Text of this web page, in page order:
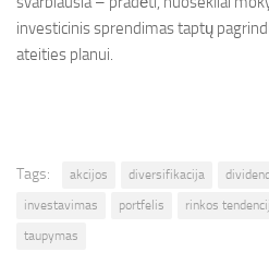
investicinis sprendimas taptų
ateities planui.
Tags: akcijos diversifikacija
investavimas
portfelis rinkos
taupymas